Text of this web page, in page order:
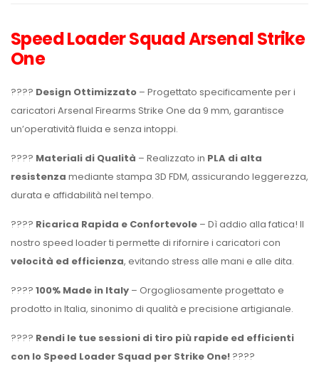
Speed Loader Squad Arsenal Strike
One
???? Design Ottimizzato – Progettato specificamente per i
caricatori Arsenal Firearms Strike One da 9 mm, garantisce
un’operatività fluida e senza intoppi.
???? Materiali di Qualità – Realizzato in PLA di alta
resistenza mediante stampa 3D FDM, assicurando leggerezza,
durata e affidabilità nel tempo.
???? Ricarica Rapida e Confortevole – Dì addio alla fatica! Il
nostro speed loader ti permette di rifornire i caricatori con
velocità ed efficienza, evitando stress alle mani e alle dita.
???? 100% Made in Italy – Orgogliosamente progettato e
prodotto in Italia, sinonimo di qualità e precisione artigianale.
???? Rendi le tue sessioni di tiro più rapide ed efficienti
con lo Speed Loader Squad per Strike One! ????